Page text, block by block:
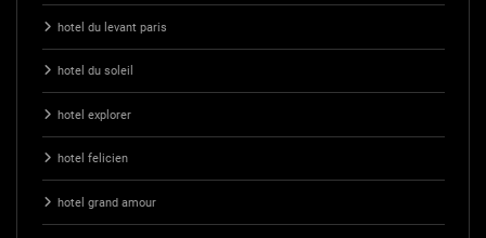
hotel du levant paris
hotel du soleil
hotel explorer
hotel felicien
hotel grand amour